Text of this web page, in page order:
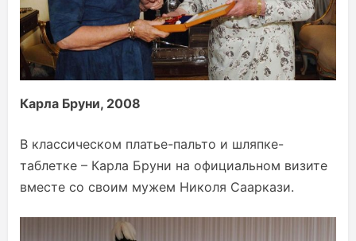
Карла Бруни, 2008
В классическом платье-пальто и шляпке-
таблетке – Карла Бруни на официальном визите
вместе со своим мужем Николя Сааркази.